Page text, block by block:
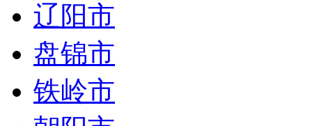
辽阳市
盘锦市
铁岭市